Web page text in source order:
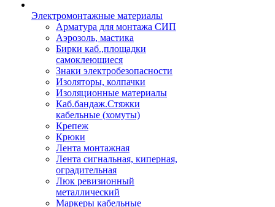
Электромонтажные материалы
Арматура для монтажа СИП
Аэрозоль, мастика
Бирки каб.,площадки
самоклеющиеся
Знаки электробезопасности
Изоляторы, колпачки
Изоляционные материалы
Каб.бандаж.Стяжки
кабельные (хомуты)
Крепеж
Крюки
Лента монтажная
Лента сигнальная, киперная,
оградительная
Люк ревизионный
металлический
Маркеры кабельные